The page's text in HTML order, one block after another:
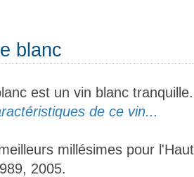
blanc
est un vin blanc tranquille.
de ce vin...
millésimes pour
2005.